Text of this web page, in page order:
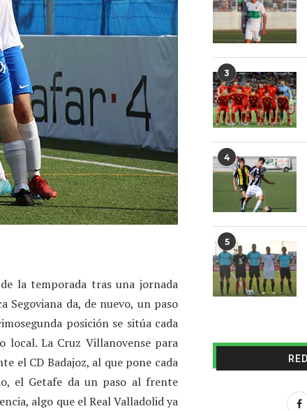
la temporada tras una jornada
Segoviana da, de nuevo, un paso
posición se sitúa cada
local. La Cruz Villanovense para
el CD Badajoz, al que pone cada
el Getafe da un paso al frente
algo que el Real Valladolid ya
3
4
5